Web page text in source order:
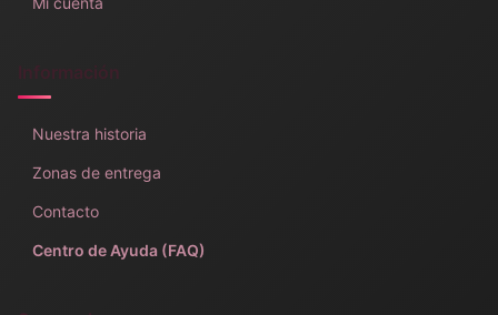
Información
Nuestra historia
Zonas de entrega
Contacto
Centro de Ayuda (FAQ)